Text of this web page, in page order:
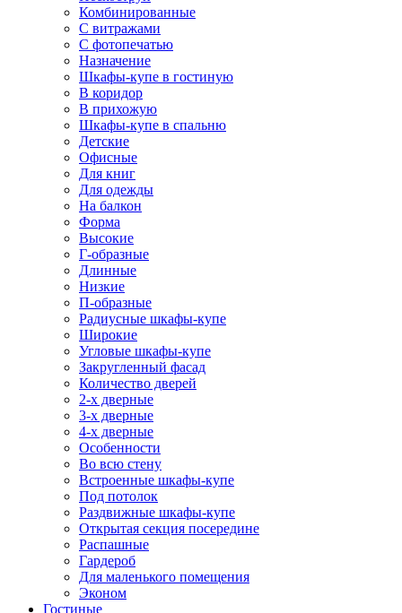
Комбинированные
С витражами
С фотопечатью
Назначение
Шкафы-купе в гостиную
В коридор
В прихожую
Шкафы-купе в спальню
Детские
Офисные
Для книг
Для одежды
На балкон
Форма
Высокие
Г-образные
Длинные
Низкие
П-образные
Радиусные шкафы-купе
Широкие
Угловые шкафы-купе
Закругленный фасад
Количество дверей
2-х дверные
3-х дверные
4-х дверные
Особенности
Во всю стену
Встроенные шкафы-купе
Под потолок
Раздвижные шкафы-купе
Открытая секция посередине
Распашные
Гардероб
Для маленького помещения
Эконом
Гостиные